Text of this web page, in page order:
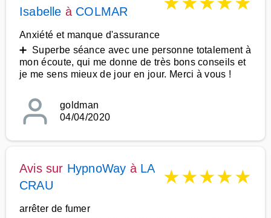
Isabelle à COLMAR
Anxiété et manque d'assurance
➕ Superbe séance avec une personne totalement à
mon écoute, qui me donne de très bons conseils et
je me sens mieux de jour en jour. Merci à vous !
goldman
04/04/2020
Avis sur HypnoWay à LA
CRAU
★★★★★
arrêter de fumer